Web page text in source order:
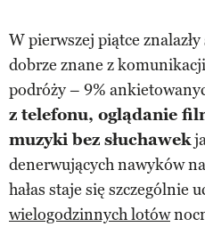
W pierwszej piątce
dobrze znane z
podróży – 9%
z telefonu, oglądanie
muzyki bez słuchawek
denerwujących nawyków
hałas staje się szczególnie
wielogodzinnych lotów